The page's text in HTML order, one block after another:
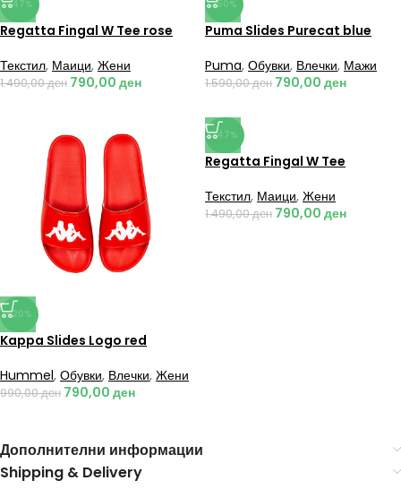
-47%
Regatta Fingal W Tee rose
Текстил, Маици, Жени
1.490,00ден 790,00 ден
-50%
Puma Slides Purecat blue
Puma, Обувки, Влечки, Мажи
1.590,00ден 790,00 ден
-20%
Kappa Slides Logo red
Hummel, Обувки, Влечки, Жени
990,00ден 790,00 ден
-47%
Regatta Fingal W Tee
Текстил, Маици, Жени
1.490,00ден 790,00 ден
Дополнителни информации
Shipping & Delivery